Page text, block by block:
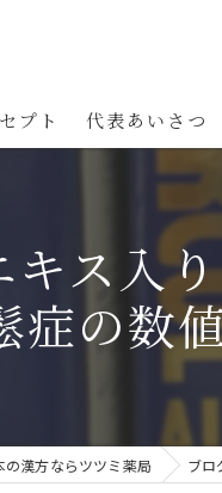
プト 代表あいさつ
ス入
症の数
の漢方ならツツミ薬局 ブロ